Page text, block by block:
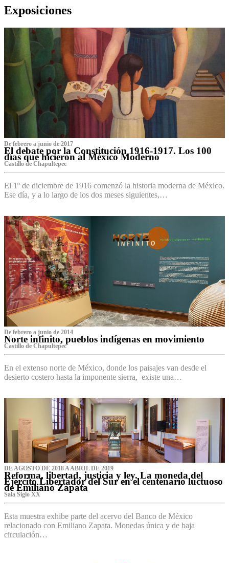
Exposiciones
De febrero a junio de 2017
El debate por la Constitución 1916-1917. Los 100
días que hicieron al México Moderno
Castillo de Chapultepec
El 1º de diciembre de 1916 comenzó la historia moderna de México.
Ese día, y a lo largo de los dos meses siguientes,…
De febrero a junio de 2014
Norte infinito, pueblos indígenas en movimiento
Castillo de Chapultepec
En el extenso norte de México, donde los paisajes van desde el
desierto costero hasta la imponente sierra, existe una…
DE AGOSTO DE 2018 A ABRIL DE 2019
Reforma, libertad, justicia y ley. La moneda del
Ejército Libertador del Sur en el centenario luctuoso
de Emiliano Zapata
Sala Siglo XX
Esta muestra exhibe parte del acervo del Banco de México
relacionado con Emiliano Zapata. Monedas única y de baja
circulación…